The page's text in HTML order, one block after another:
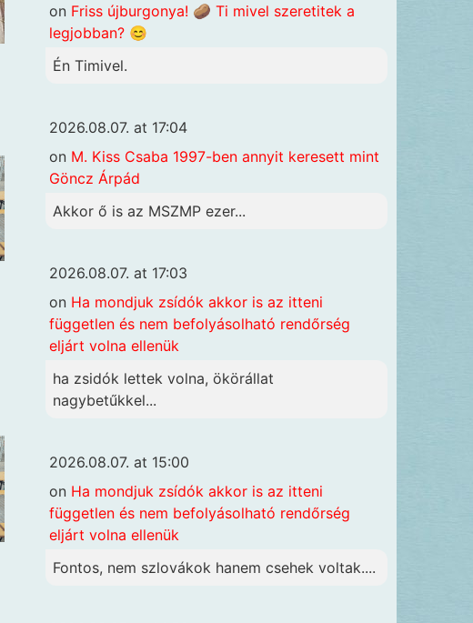
on Friss újburgonya! 🥔 Ti mivel szeretitek a
legjobban? 😊
Én Timivel.
2026.08.07. at 17:04
on M. Kiss Csaba 1997-ben annyit keresett mint
Göncz Árpád
Akkor ő is az MSZMP ezer...
2026.08.07. at 17:03
on Ha mondjuk zsídók akkor is az itteni
független és nem befolyásolható rendőrség
eljárt volna ellenük
ha zsidók lettek volna, ökörállat
nagybetűkkel...
2026.08.07. at 15:00
on Ha mondjuk zsídók akkor is az itteni
független és nem befolyásolható rendőrség
eljárt volna ellenük
Fontos, nem szlovákok hanem csehek voltak....